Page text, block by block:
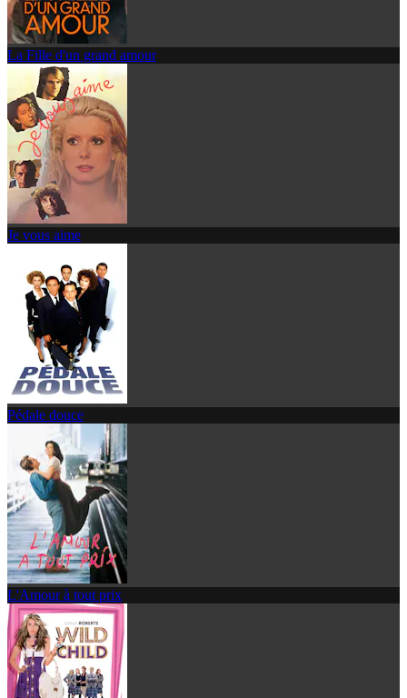
La Fille d'un grand amour
Je vous aime
Pédale douce
L'Amour à tout prix